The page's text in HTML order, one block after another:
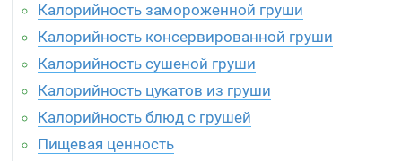
Калорийность замороженной груши
Калорийность консервированной груши
Калорийность сушеной груши
Калорийность цукатов из груши
Калорийность блюд с грушей
Пищевая ценность